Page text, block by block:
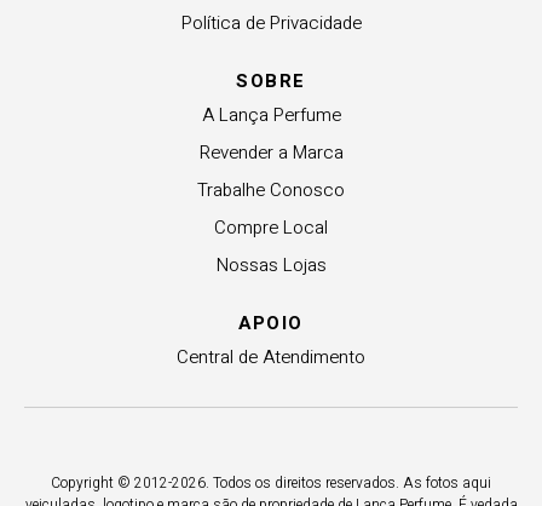
Política de Privacidade
SOBRE
A Lança Perfume
Revender a Marca
Trabalhe Conosco
Compre Local
Nossas Lojas
APOIO
Central de Atendimento
Copyright © 2012-2026. Todos os direitos reservados. As fotos aqui